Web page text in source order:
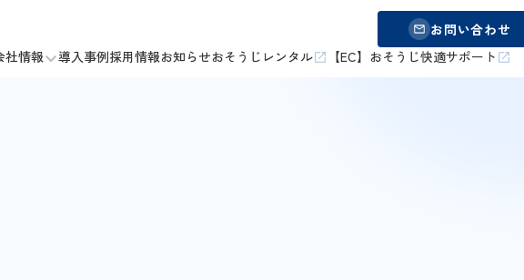
お問い合わせ
社情報
導入事例採用情報お知らせおそうじレンタル 【EC】おそうじ快適サポート